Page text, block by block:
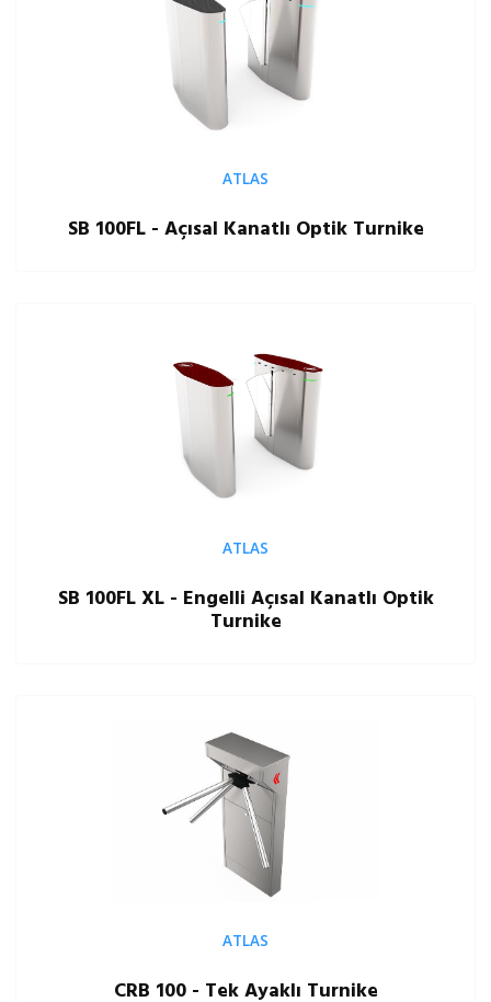
ATLAS
SB 100FL - Açısal Kanatlı Optik Turnike
ATLAS
SB 100FL XL - Engelli Açısal Kanatlı Optik
Turnike
ATLAS
CRB 100 - Tek Ayaklı Turnike